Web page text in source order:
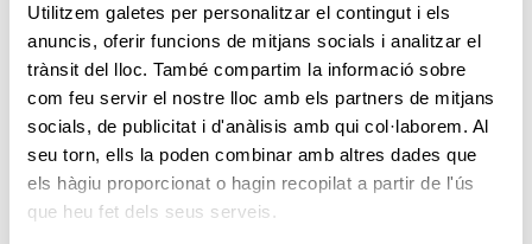
Utilitzem galetes per personalitzar el contingut i els
anuncis, oferir funcions de mitjans socials i analitzar el
trànsit del lloc. També compartim la informació sobre
com feu servir el nostre lloc amb els partners de mitjans
socials, de publicitat i d'anàlisis amb qui col·laborem. Al
seu torn, ells la poden combinar amb altres dades que
els hàgiu proporcionat o hagin recopilat a partir de l'ús
que heu fet dels seus serveis.
Lo sentimos pero la página que estas buscando no
existe o ha cambiado.
volver